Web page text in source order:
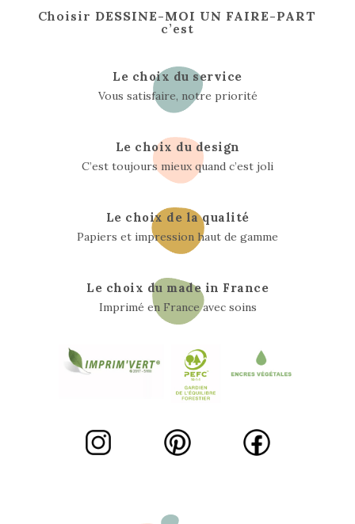
Choisir DESSINE-MOI UN FAIRE-PART
c’est
Le choix du service
Vous satisfaire, notre priorité
Le choix du design
C’est toujours mieux quand c’est joli
Le choix de la qualité
Papiers et impression haut de gamme
Le choix du made in France
Imprimé en France avec soins